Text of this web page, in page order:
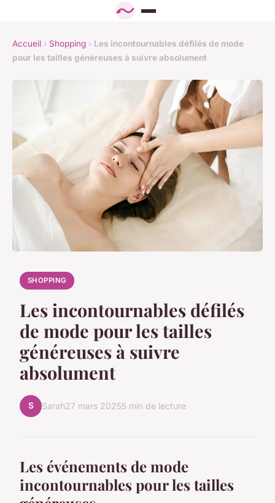
Accueil › Shopping › Les incontournables défilés de mode
pour les tailles généreuses à suivre absolument
SHOPPING
Les incontournables défilés
de mode pour les tailles
généreuses à suivre
absolument
S Sarah27 mars 20255 min de lecture
Les événements de mode
incontournables pour les tailles